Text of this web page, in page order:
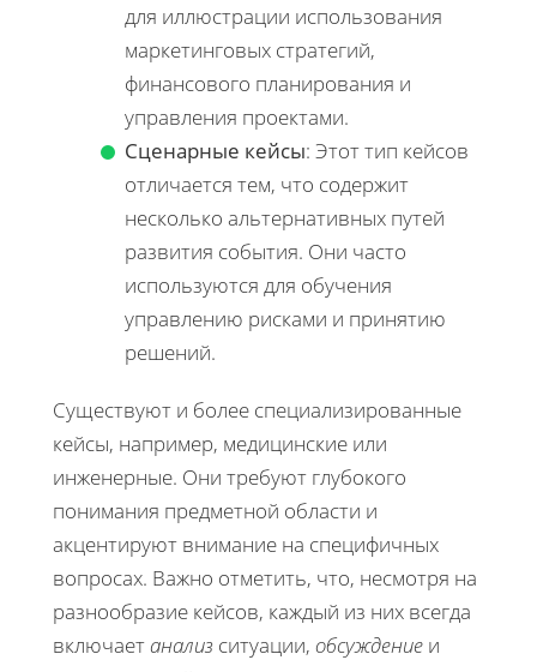
для иллюстрации использования
маркетинговых стратегий,
финансового планирования и
управления проектами.
Сценарные кейсы: Этот тип кейсов
отличается тем, что содержит
несколько альтернативных путей
развития события. Они часто
используются для обучения
управлению рисками и принятию
решений.
Существуют и более специализированные
кейсы, например, медицинские или
инженерные. Они требуют глубокого
понимания предметной области и
акцентируют внимание на специфичных
вопросах. Важно отметить, что, несмотря на
разнообразие кейсов, каждый из них всегда
включает анализ ситуации, обсуждение и